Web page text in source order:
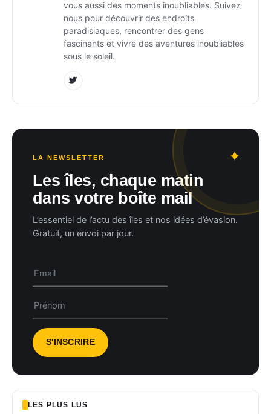
vous aussi des moments inoubliables. Suivez
nous pour découvrir des endroits
paradisiaques, rencontrer des gens
fascinants et vivre des aventures inoubliables
sous le soleil.
LA NEWSLETTER
Les îles, chaque matin
dans votre boîte mail
L’essentiel de l’actu des îles et nos idées d’évasion.
Gratuit, un envoi par jour.
LES PLUS LUS